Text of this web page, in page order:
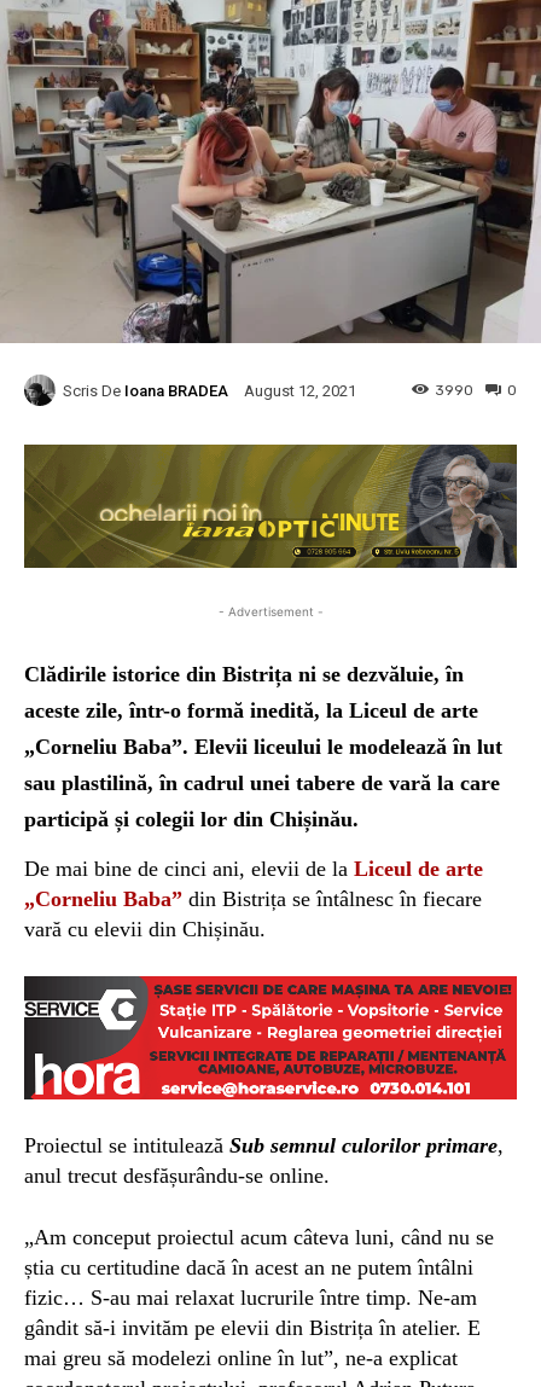
Scris De Ioana BRADEA August 12, 2021 0
3990
- Advertisement -
Clădirile istorice din Bistrița ni se dezvăluie, în
aceste zile, într-o formă inedită, la Liceul de arte
„Corneliu Baba”. Elevii liceului le modelează în lut
sau plastilină, în cadrul unei tabere de vară la care
participă și colegii lor din Chișinău.
De mai bine de cinci ani, elevii de la Liceul de arte
„Corneliu Baba” din Bistrița se întâlnesc în fiecare
vară cu elevii din Chișinău.
Proiectul se intitulează Sub semnul culorilor primare,
anul trecut desfășurându-se online.
„Am conceput proiectul acum câteva luni, când nu se
știa cu certitudine dacă în acest an ne putem întâlni
fizic… S-au mai relaxat lucrurile între timp. Ne-am
gândit să-i invităm pe elevii din Bistrița în atelier. E
mai greu să modelezi online în lut”, ne-a explicat